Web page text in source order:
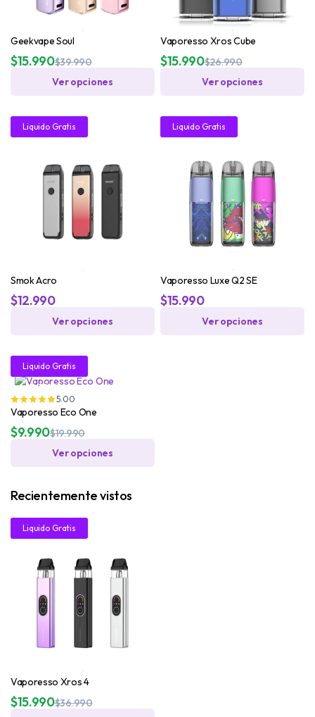
Geekvape Soul
$39.990
$15.990
Ver opciones
Vaporesso Xros Cube
$26.990
$15.990
Ver opciones
68%
Smok Acro
$12.990
Ver opciones
Liquido Gratis
21%
Vaporesso Luxe Q2 SE
$15.990
Ver opciones
Liquido Gratis
51%
5.00
Vaporesso Eco One
$19.990
$9.990
Ver opciones
Liquido Gratis
30ML!
Recientemente vistos
57%
Vaporesso Xros 4
$36.990
$15.990
Liquido Gratis